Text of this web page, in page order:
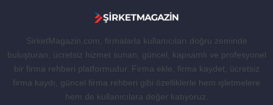
SirketMagazin.com, firmalarla kullanıcıları doğru zeminde
buluşturan, ücretsiz hizmet sunan, güncel, kapsamlı ve profesyonel
bir firma rehberi platformudur. Firma ekle, firma kaydet, ücretsiz
firma kaydı, güncel firma rehberi gibi özelliklerle hem işletmelere
hem de kullanıcılara değer katıyoruz.